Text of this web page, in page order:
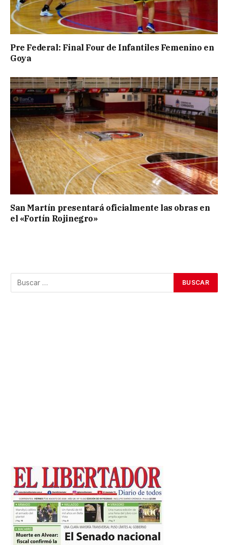
Pre Federal: Final Four de Infantiles Femenino en
Goya
San Martín presentará oficialmente las obras en
el «Fortín Rojinegro»